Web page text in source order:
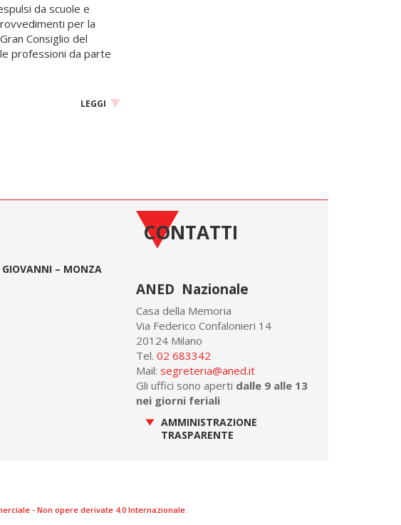
da scuole e
per la
Consiglio del
professioni da parte
LEGGI
GIOVANNI – MONZA
CONTATTI
ANED Nazionale
Casa della Memoria
Via Federico Confalonieri 14
20124 Milano
Tel. 02 683342
Mail: segreteria@aned.it
Gli uffici sono aperti dalle 9 alle 13
nei giorni feriali
AMMINISTRAZIONE
TRASPARENTE
- Non opere derivate 4.0 Internazionale.